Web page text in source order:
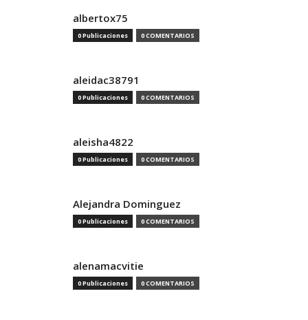
albertox75
0 Publicaciones 0 COMENTARIOS
aleidac38791
0 Publicaciones 0 COMENTARIOS
aleisha4822
0 Publicaciones 0 COMENTARIOS
Alejandra Dominguez
0 Publicaciones 0 COMENTARIOS
alenamacvitie
0 Publicaciones 0 COMENTARIOS